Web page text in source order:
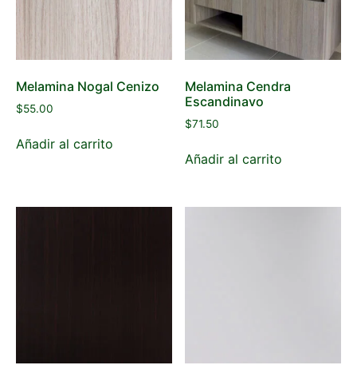
Melamina Nogal Cenizo
$55.00
Añadir al carrito
Melamina Cendra
Escandinavo
$71.50
Añadir al carrito